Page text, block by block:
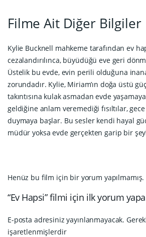
Filme Ait Diğer Bilgiler
Kylie Bucknell mahkeme tarafından ev
cezalandırılınca, büyüdüğü eve geri
Üstelik bu evde, evin perili olduğuna
zorundadır. Kylie, Miriam’ın doğa üstü
takıntısına kulak asmadan evde
geldiğine anlam veremediği fısıltılar,
duymaya başlar. Bu sesler kendi hayal
müdür yoksa evde gerçekten garip bir
“Ev Hapsi” filmi için ilk yorum
E-posta adresiniz yayınlanmayacak.
işaretlenmişlerdir
Henüz bu film için bir yorum yapılmamış.